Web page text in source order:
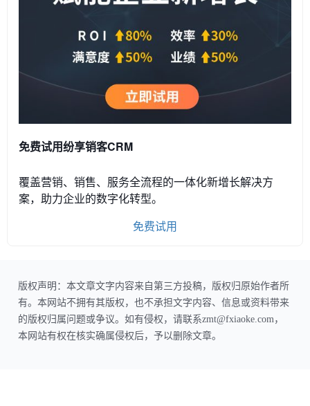
免费试用纷享销客CRM
覆盖营销、销售、服务全流程的一体化新增长解决方
案，助力企业的数字化转型。
免费试用
版权声明：本文章文字内容来自第三方投稿，版权归原始作者所
有。本网站不拥有其版权，也不承担文字内容、信息或资料带来
的版权归属问题或争议。如有侵权，请联系zmt@fxiaoke.com，
本网站有权在核实确属侵权后，予以删除文章。